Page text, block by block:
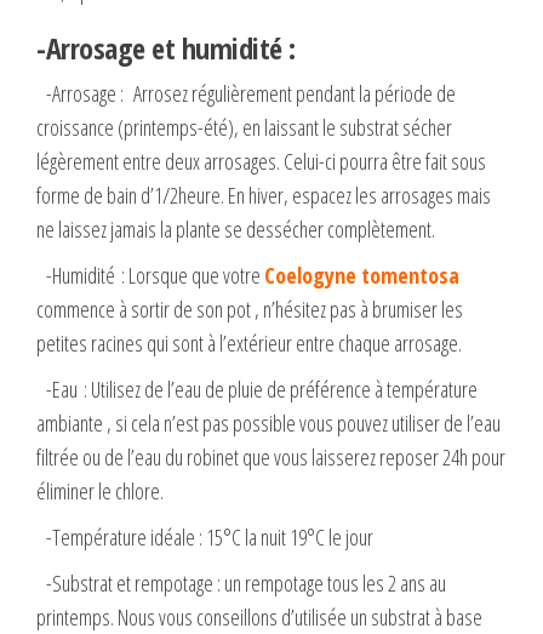
-Arrosage et humidité :
-Arrosage : Arrosez régulièrement pendant la période de
croissance (printemps-été), en laissant le substrat sécher
légèrement entre deux arrosages. Celui-ci pourra être fait sous
forme de bain d’1/2heure. En hiver, espacez les arrosages mais
ne laissez jamais la plante se dessécher complètement.
-Humidité : Lorsque que votre Coelogyne tomentosa
commence à sortir de son pot , n’hésitez pas à brumiser les
petites racines qui sont à l’extérieur entre chaque arrosage.
-Eau : Utilisez de l’eau de pluie de préférence à température
ambiante , si cela n’est pas possible vous pouvez utiliser de l’eau
filtrée ou de l’eau du robinet que vous laisserez reposer 24h pour
éliminer le chlore.
-Température idéale : 15°C la nuit 19°C le jour
-Substrat et rempotage : un rempotage tous les 2 ans au
printemps. Nous vous conseillons d’utilisée un substrat à base